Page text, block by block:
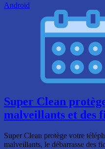
Android
Super Clean
malveillants et des
Super Clean protège votre
malveillants, le débarrasse des